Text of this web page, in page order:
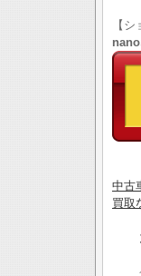
【
中古
買取